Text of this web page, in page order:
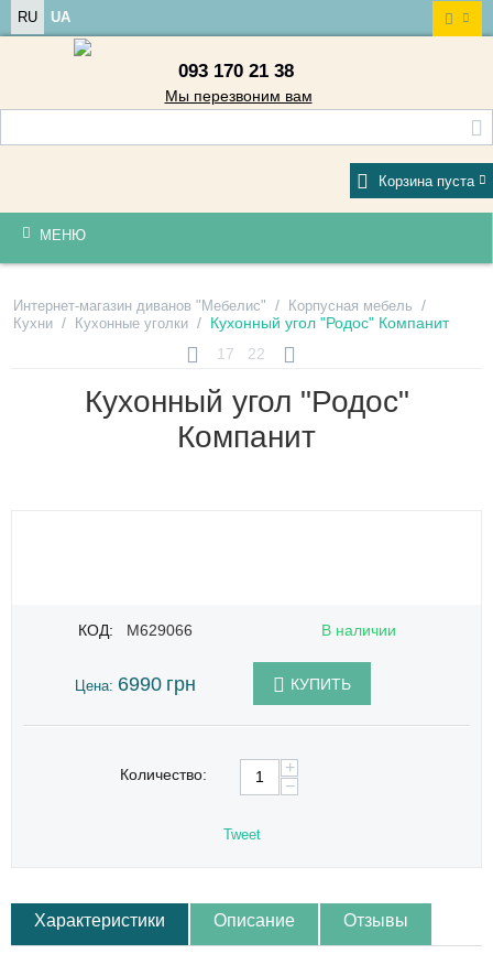
RU UA
093 170 21 38
Мы перезвоним вам
Корзина пуста
МЕНЮ
Интернет-магазин диванов "Мебелис" / Корпусная мебель /
Кухни / Кухонные уголки / Кухонный угол "Родос" Компанит
17
22
Кухонный угол "Родос"
Компанит
КОД: M629066 В наличии
Цена: 6990 грн КУПИТЬ
Количество:
+
−
Tweet
Характеристики Описание Отзывы